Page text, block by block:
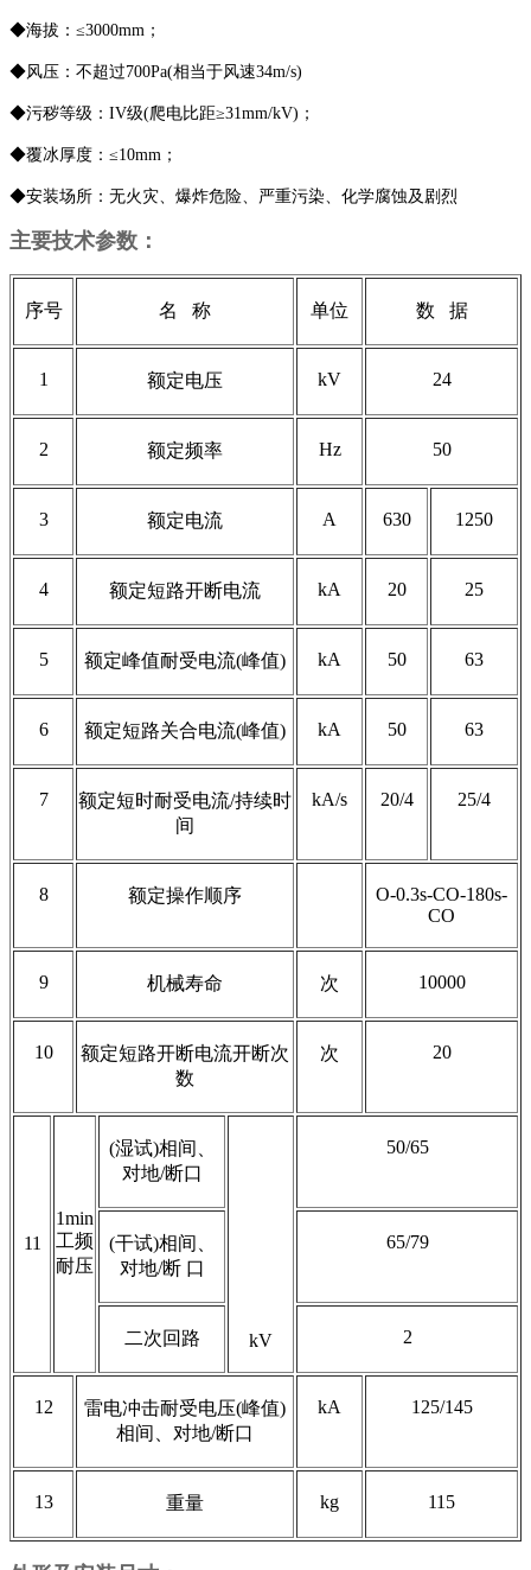
◆海拔：≤3000mm；
◆风压：不超过700Pa(相当于风速34m/s)
◆污秽等级：IV级(爬电比距≥31mm/kV)；
◆覆冰厚度：≤10mm；
◆安装场所：无火灾、爆炸危险、严重污染、化学腐蚀及剧烈
主要技术参数 ：
序号 名 称 单位 数 据
1 额定电压 kV 24
2 额定频率 Hz 50
3 额定电流 A 630 1250
4 额定短路开断电流 kA 20 25
5 额定峰值耐受电流(峰值) kA 50 63
6 额定短路关合电流(峰值) kA 50 63
7
额定短时耐受电流/持续时
间
kA/s 20/4 25/4
8 额定操作顺序
O-0.3s-CO-180s-
CO
9 机械寿命 次 10000
10
额定短路开断电流开断次
数
次 20
11
1min
工频
耐压
(湿试)相间、
对地/断口
kV
50/65
(干试)相间、
对地/断 口
65/79
二次回路 2
12
雷电冲击耐受电压(峰值)
相间、对地/断口
kA 125/145
13 重量 kg 115